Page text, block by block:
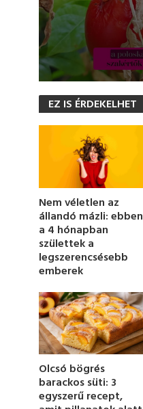
s
m
i
n
u
t
e
,
1
s
e
c
o
n
s
EZ IS ÉRDEKELHET
Nem véletlen az
állandó mázli: ebben
a 4 hónapban
születtek a
legszerencsésebb
emberek
Olcsó bögrés
barackos süti: 3
egyszerű recept,